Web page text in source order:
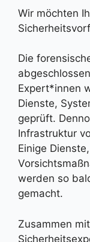
Wir möchten
Die
Expert*innen
Dienste,
geprüft.
Infrastruktur
Einige
werden so
gemacht.
Zusammen